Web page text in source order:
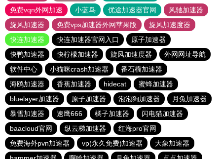
免费vqn外网加速
小蓝鸟 优途加速器官网
风驰加速器
旋风加速器
免费vps加速器外网苹果版
旋风加速度器
快连加速器
快连加速器官网入口
原子加速器
快鸭加速器
快柠檬加速器 旋风加速度器
外网网址导航
软件中心
小猫咪crash加速器
番石榴加速器
海鸥加速器
香蕉加速器 hidecat
蜜蜂加速器
bluelayer加速器
原子加速器 泡泡狗加速器
月兔加速器
暴雪加速器
速鹰666 橘子加速器
闪电猫加速器
baacloud官网
纵云梯加速器
红海pro官网
免费海外pvn加速器
vp(永久免费)加速器
大象加速器